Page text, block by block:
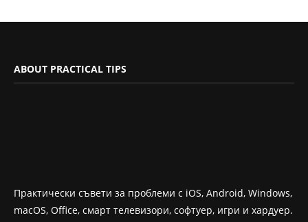
ABOUT PRACTICAL TIPS
Практически съвети за проблеми с iOS, Android, Windows,
macOS, Office, смарт телевизори, софтуер, игри и хардуер.